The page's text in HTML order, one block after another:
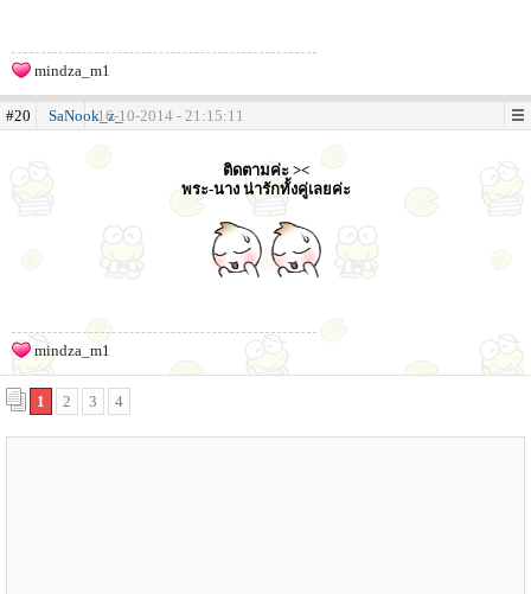
mindza_m1
#20 SaNook_z_16-10-2014 - 21:15:11
ติดตามค่ะ ><
พระ-นาง น่ารักทั้งคู่เลยค่ะ
mindza_m1
1 2 3 4